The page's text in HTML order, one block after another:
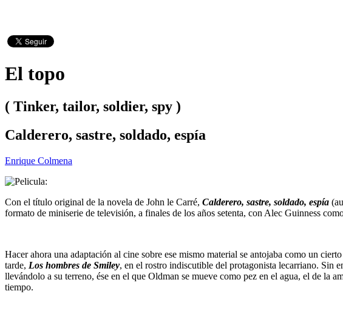
El topo
( Tinker, tailor, soldier, spy )
Calderero, sastre, soldado, espía
Enrique Colmena
Con el título original de la novela de John le Carré, Calderero, sastre, soldado, espía
formato de miniserie de televisión, a finales de los años setenta, con Alec Guinness
Hacer ahora una adaptación al cine sobre ese mismo material se antojaba como un
tarde, Los hombres de Smiley, en el rostro indiscutible del protagonista lecarriano. Sin
llevándolo a su terreno, ése en el que Oldman se mueve como pez en el agua, el de la
tiempo.